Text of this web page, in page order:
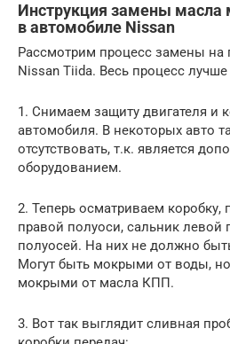
Инструкция замены масла
в автомобиле Nissan
Рассмотрим процесс замены на
Nissan Tiida. Весь процесс
1. Снимаем защиту двигателя и
автомобиля. В некоторых авто
отсутствовать, т.к. является
оборудованием.
2. Теперь осматриваем коробку,
правой полуоси, сальник левой
полуосей. На них не должно
Могут быть мокрыми от воды,
мокрыми от масла КПП.
3. Вот так выглядит сливная